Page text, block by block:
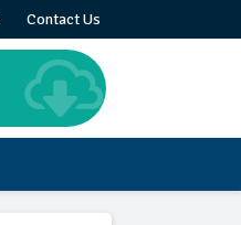
Contact Us